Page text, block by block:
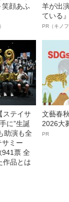
笑顔あふ
羊が出
ている』
PR（キノフ
ステイサ
に”生誕
助演も全
ミー
941票 全
作品とは
文藝春
2026大
PR